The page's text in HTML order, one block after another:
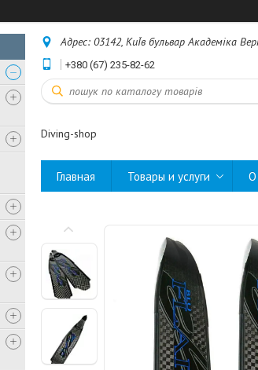
Адрес: 03142, КиЇв бульвар Академіка
+380 (67) 235-82-62
Diving-shop
Главная Товары и услуги О